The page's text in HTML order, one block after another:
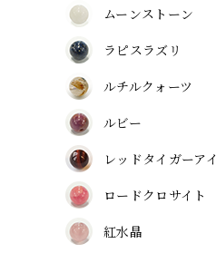
ムーンストーン
ラピスラズリ
ルチルクォーツ
ルビー
レッドタイガーアイ
ロードクロサイト
紅水晶